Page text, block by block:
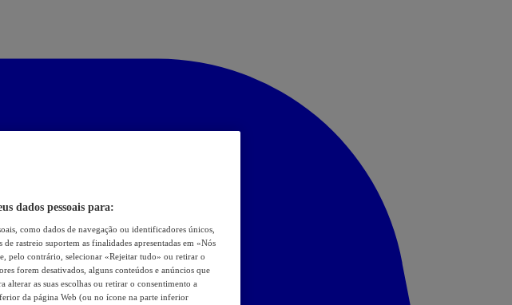
dados pessoais para:
como dados de navegação ou identificadores únicos,
rastreio suportem as finalidades apresentadas em «Nós
pelo contrário, selecionar «Rejeitar tudo» ou retirar o
forem desativados, alguns conteúdos e anúncios que
alterar as suas escolhas ou retirar o consentimento a
da página Web (ou no ícone na parte inferior